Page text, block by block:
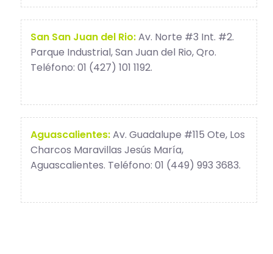
San San Juan del Rio:Av. Norte #3 Int. #2.
Parque Industrial, San Juan del Rio, Qro.
Teléfono: 01 (427) 101 1192.
Aguascalientes:Av. Guadalupe #115 Ote, Los
Charcos Maravillas Jesús María,
Aguascalientes. Teléfono: 01 (449) 993 3683.